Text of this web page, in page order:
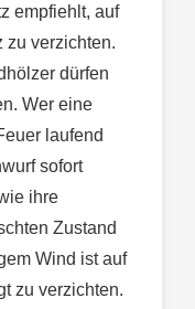
empfiehlt, auf
zu verzichten.
dürfen
Wer eine
laufend
sofort
ihre
Zustand
Wind ist auf
zu verzichten.